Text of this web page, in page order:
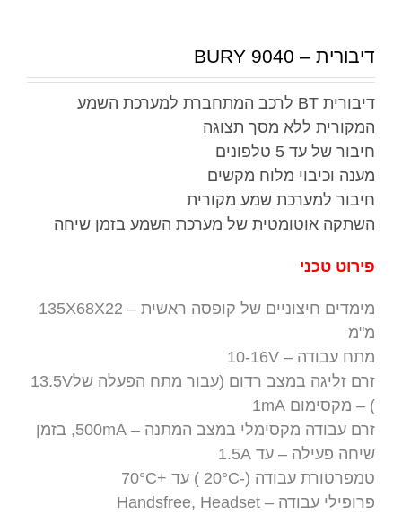
דיבורית – BURY 9040
דיבורית BT לרכב המתחברת למערכת השמע
המקורית ללא מסך תצוגה
חיבור של עד 5 טלפונים
מענה וכיבוי מלוח מקשים
חיבור למערכת שמע מקורית
השתקה אוטומטית של מערכת השמע בזמן שיחה
פירוט טכני
מימדים חיצוניים של קופסה ראשית – 135X68X22
מ"מ
מתח עבודה – 10-16V
זרם זליגה במצב רדום (עבור מתח הפעלה של13.5V
) – מקסימום 1mA
זרם עבודה מקסימלי במצב המתנה – 500mA, בזמן
שיחה פעילה – עד 1.5A
טמפרטורת עבודה (-20°C ) עד +70°C
פרופילי עבודה – Handsfree, Headset